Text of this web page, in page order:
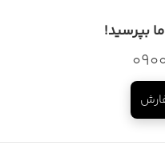
بپرسید!